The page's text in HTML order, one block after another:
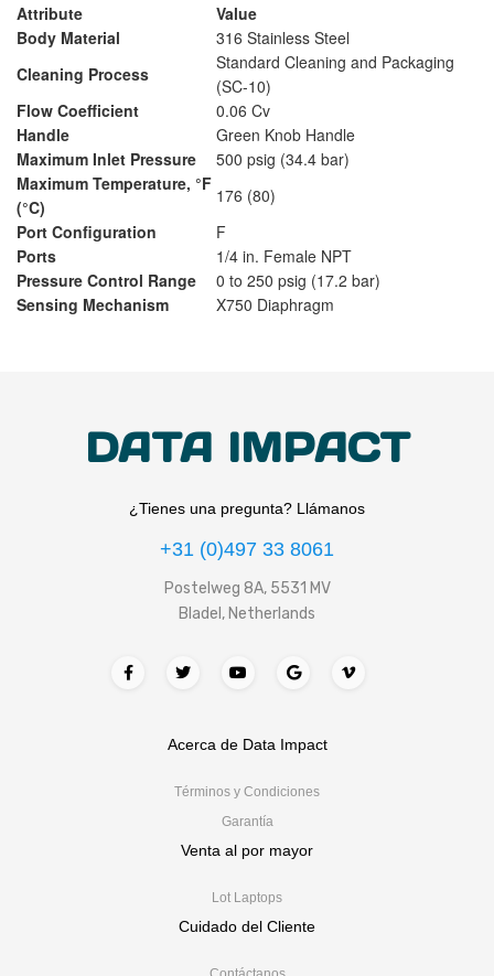
Attribute
Value
Body Material
316 Stainless Steel
Cleaning Process
Standard Cleaning and Packaging
(SC-10)
Flow Coefficient
0.06 Cv
Handle
Green Knob Handle
Maximum Inlet Pressure
500 psig (34.4 bar)
Maximum Temperature, °F
(°C)
176 (80)
Port Configuration
F
Ports
1/4 in. Female NPT
Pressure Control Range
0 to 250 psig (17.2 bar)
Sensing Mechanism
X750 Diaphragm
DATA IMPACT
¿Tienes una pregunta? Llámanos
+31 (0)497 33 8061
Postelweg 8A, 5531 MV
Bladel, Netherlands
Acerca de Data Impact
Términos y Condiciones
Garantía
Venta al por mayor
Lot Laptops
Cuidado del Cliente